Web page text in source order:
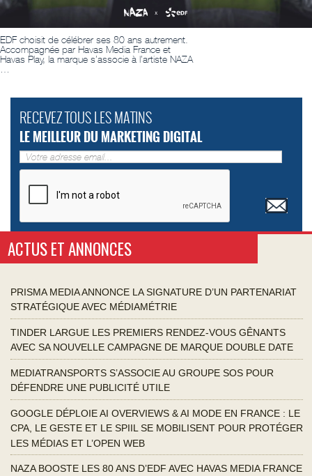
EDF choisit de célébrer ses 80 ans autrement.
Accompagnée par Havas Media France et
Havas Play, la marque s’associe à l’artiste NAZA
RECEVEZ TOUS LES MATINS
LE MEILLEUR DU MARKETING DIGITAL
ACTUS ET ANNONCES
PRISMA MEDIA ANNONCE LA SIGNATURE D’UN PARTENARIAT
STRATÉGIQUE AVEC MÉDIAMÉTRIE
TINDER LARGUE LES PREMIERS RENDEZ-VOUS GÊNANTS
AVEC SA NOUVELLE CAMPAGNE DE MARQUE DOUBLE DATE
MEDIATRANSPORTS S’ASSOCIE AU GROUPE SOS POUR
DÉFENDRE UNE PUBLICITÉ UTILE
GOOGLE DÉPLOIE AI OVERVIEWS & AI MODE EN FRANCE : LE
CPA, LE GESTE ET LE SPIIL SE MOBILISENT POUR PROTÉGER
LES MÉDIAS ET L’OPEN WEB
NAZA BOOSTE LES 80 ANS D’EDF AVEC HAVAS MEDIA FRANCE